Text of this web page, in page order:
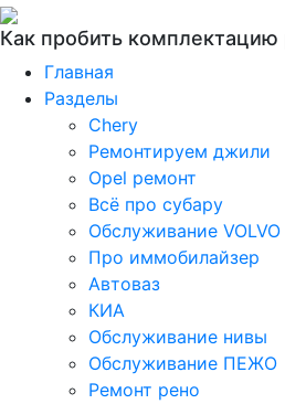
Как пробить комплектацию
Главная
Разделы
Chery
Ремонтируем джили
Opel ремонт
Всё про субару
Обслуживание VOLVO
Про иммобилайзер
Автоваз
КИА
Обслуживание нивы
Обслуживание ПЕЖО
Ремонт рено